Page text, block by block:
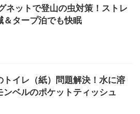
ネットで登山の虫対策！ストレ
＆タープ泊でも快眠
トイレ（紙）問題解決！水に溶
ンベルのポケットティッシュ